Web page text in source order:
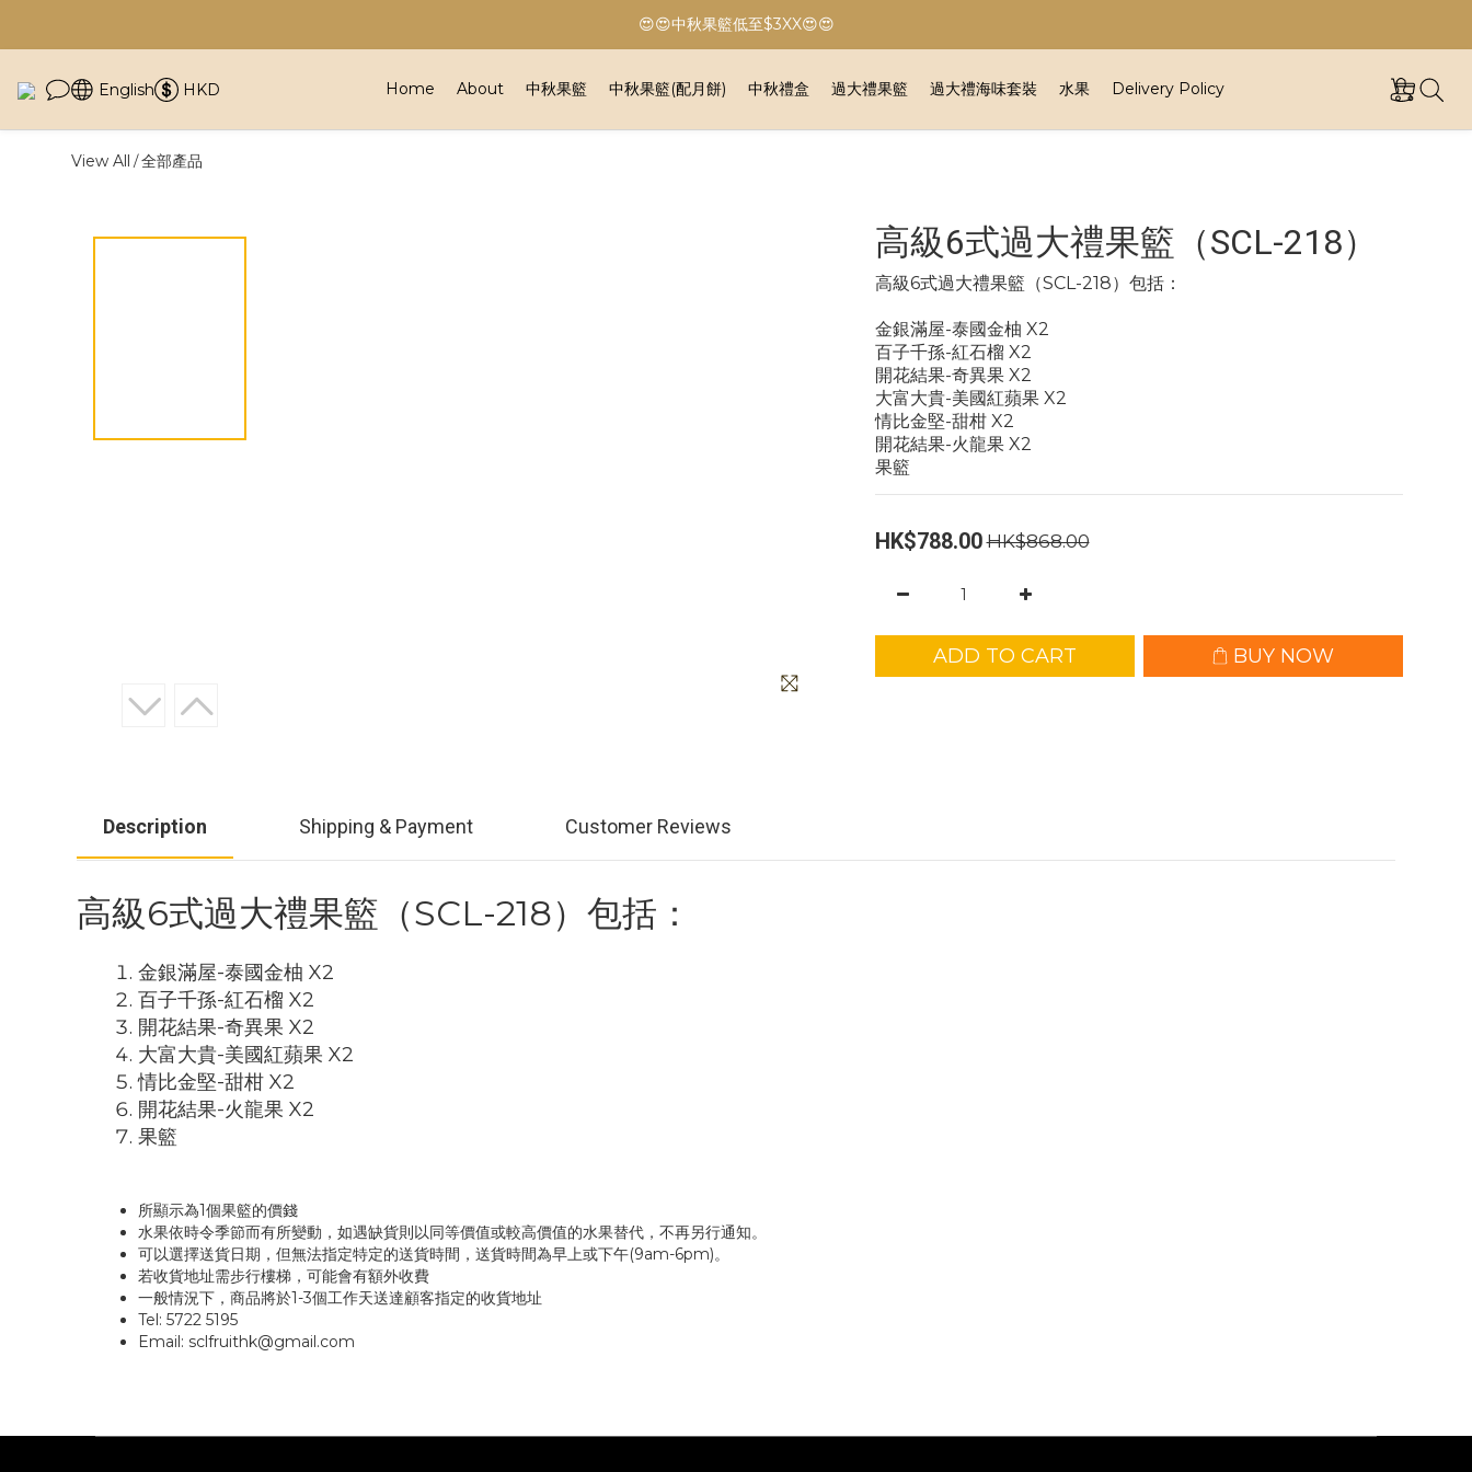
🔥🔥港島、九龍免運費🔥🔥
😍😍中秋果籃低至$3XX😍😍
English
HKD Home About 中秋果籃 中秋果籃(配月餅) 中秋禮盒 過大禮果籃 過大禮海味套裝 水果 Delivery Policy
View All /全部產品
高級6式過大禮果籃（SCL-218）
高級6式過大禮果籃（SCL-218）包括：
金銀滿屋-泰國金柚 X2
百子千孫-紅石榴 X2
開花結果-奇異果 X2
大富大貴-美國紅蘋果 X2
情比金堅-甜柑 X2
開花結果-火龍果 X2
果籃
HK$788.00 HK$868.00
ADD TO CART BUY NOW
Description Shipping & Payment Customer Reviews
高級6式過大禮果籃（SCL-218）包括：
金銀滿屋-泰國金柚 X2
百子千孫-紅石榴 X2
開花結果-奇異果 X2
大富大貴-美國紅蘋果 X2
情比金堅-甜柑 X2
開花結果-火龍果 X2
果籃
所顯示為1個果籃的價錢
水果依時令季節而有所變動，如遇缺貨則以同等價值或較高價值的水果替代，不再另行通知。
可以選擇送貨日期，但無法指定特定的送貨時間，送貨時間為早上或下午(9am-6pm)。
若收貨地址需步行樓梯，可能會有額外收費
一般情況下，商品將於1-3個工作天送達顧客指定的收貨地址
Tel: 5722 5195
Email: sclfruithk@gmail.com